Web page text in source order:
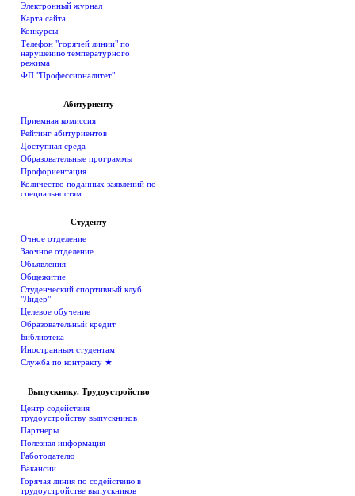
Электронный журнал
Карта сайта
Конкурсы
Телефон "горячей линии" по
нарушению температурного
режима
ФП "Профессионалитет"
Абитуриенту
Приемная комиссия
Рейтинг абитуриентов
Доступная среда
Образовательные программы
Профориентация
Количество поданных заявлений по
специальностям
Студенту
Очное отделение
Заочное отделение
Объявления
Общежитие
Студенческий спортивный клуб
"Лидер"
Целевое обучение
Образовательный кредит
Библиотека
Иностранным студентам
Служба по контракту ★
Выпускнику. Трудоустройство
Центр содействия
трудоустройству выпускников
Партнеры
Полезная информация
Работодателю
Вакансии
Горячая линия по содействию в
трудоустройстве выпускников